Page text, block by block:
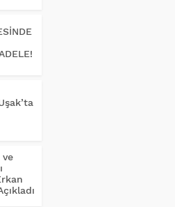
ve